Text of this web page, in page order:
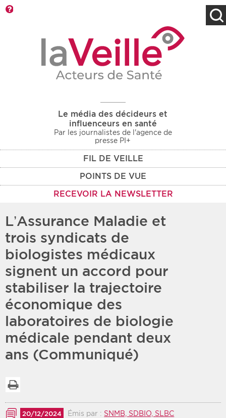
Le média des décideurs et
influenceurs en santé
Par les journalistes de l'agence de
presse PI+
FIL DE VEILLE
POINTS DE VUE
RECEVOIR LA NEWSLETTER
Rendez-vous des 7
prochains jours
Recherche par mots clés
Type d'information
Rendez-vous
Protection sociale
Médico-social
Zone géographique
Période
Choisir une date de débutChoisir une date de fin
Tri
Chronologique
Inversé
L’Assurance Maladie et
trois syndicats de
biologistes médicaux
signent un accord pour
stabiliser la trajectoire
économique des
laboratoires de biologie
médicale pendant deux
ans (Communiqué)
20/12/2024 Émis par : SNMB, SDBIO, SLBC